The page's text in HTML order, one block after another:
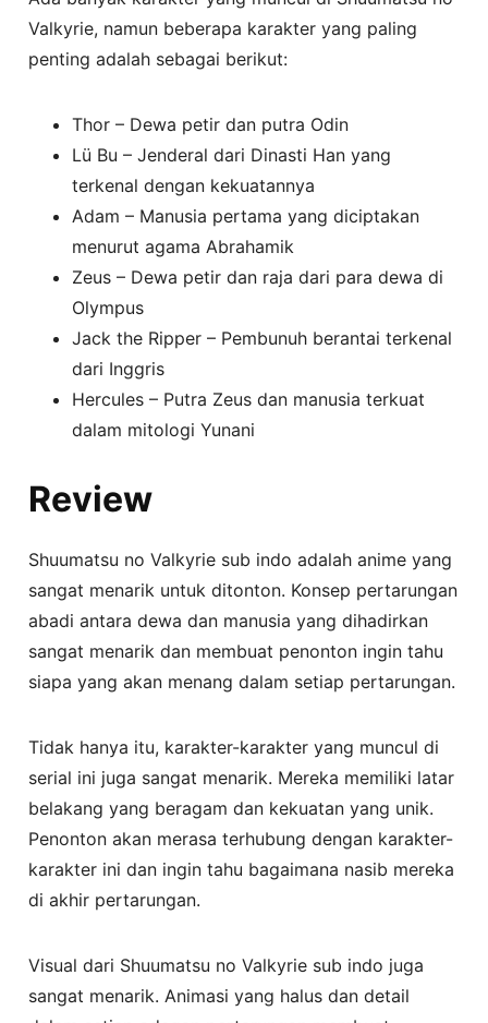
Valkyrie, namun beberapa karakter yang paling
penting adalah sebagai berikut:
Thor – Dewa petir dan putra Odin
Lü Bu – Jenderal dari Dinasti Han yang
terkenal dengan kekuatannya
Adam – Manusia pertama yang diciptakan
menurut agama Abrahamik
Zeus – Dewa petir dan raja dari para dewa di
Olympus
Jack the Ripper – Pembunuh berantai terkenal
dari Inggris
Hercules – Putra Zeus dan manusia terkuat
dalam mitologi Yunani
Review
Shuumatsu no Valkyrie sub indo adalah anime yang
sangat menarik untuk ditonton. Konsep pertarungan
abadi antara dewa dan manusia yang dihadirkan
sangat menarik dan membuat penonton ingin tahu
siapa yang akan menang dalam setiap pertarungan.
Tidak hanya itu, karakter-karakter yang muncul di
serial ini juga sangat menarik. Mereka memiliki latar
belakang yang beragam dan kekuatan yang unik.
Penonton akan merasa terhubung dengan karakter-
karakter ini dan ingin tahu bagaimana nasib mereka
di akhir pertarungan.
Visual dari Shuumatsu no Valkyrie sub indo juga
sangat menarik. Animasi yang halus dan detail